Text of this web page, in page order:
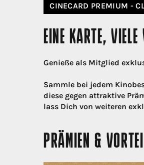
CINECARD PREMIUM -
EINE KARTE,
Genieße als Mitglied
Sammle bei jedem
diese gegen attraktive
lass Dich von weiteren
PRÄMIEN &